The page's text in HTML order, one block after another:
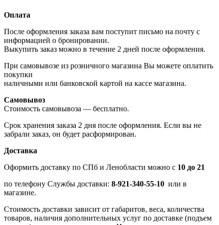
Оплата
После оформления заказа вам поступит письмо на почту с
информацией о бронировании.
Выкупить заказ можно в течение 2 дней после оформления.
При самовывозе из розничного магазина Вы можете оплатить
покупки
наличными или банковской картой на кассе магазина.
Самовывоз
Стоимость самовывоза — бесплатно.
Срок хранения заказа 2 дня после оформления. Если вы не
забрали заказ, он будет расформирован.
Доставка
Оформить доставку по СПб и Ленобласти можно с 10 до 21
по телефону Службы доставки: 8-921-340-55-10 или в
магазине.
Стоимость доставки зависит от габаритов, веса, количества
товаров, наличия дополнительных услуг по доставке (подъем